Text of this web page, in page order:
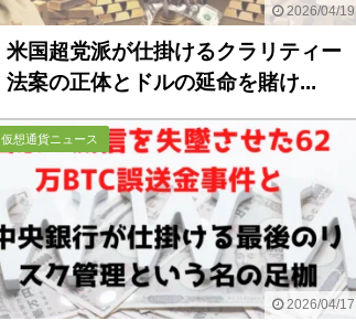
2026/04/19
米国超党派が仕掛けるクラリティー
法案の正体とドルの延命を賭け...
2026/04/17
仮想通貨ニュース